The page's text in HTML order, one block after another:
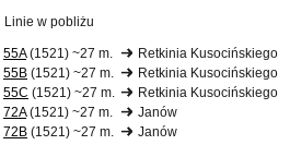
Linie w pobliżu
55A(1521) ~27 m.
Retkinia Kusocińskiego
55B (1521) ~27 m.
Retkinia Kusocińskiego
55C (1521) ~27 m.
Retkinia Kusocińskiego
72A(1521) ~27 m.
Janów
72B (1521) ~27 m.
Janów